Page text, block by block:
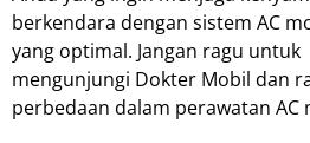
berkendara dengan sistem AC
yang optimal. Jangan ragu untuk
mengunjungi Dokter Mobil dan
perbedaan dalam perawatan AC